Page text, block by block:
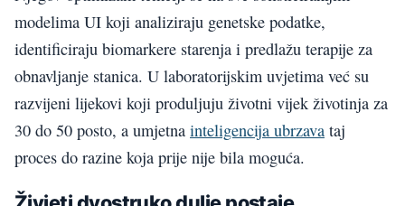
modelima UI koji analiziraju genetske podatke,
identificiraju biomarkere starenja i predlažu terapije za
obnavljanje stanica. U laboratorijskim uvjetima već su
razvijeni lijekovi koji produljuju životni vijek životinja za
30 do 50 posto, a umjetna inteligencija ubrzava taj
proces do razine koja prije nije bila moguća.